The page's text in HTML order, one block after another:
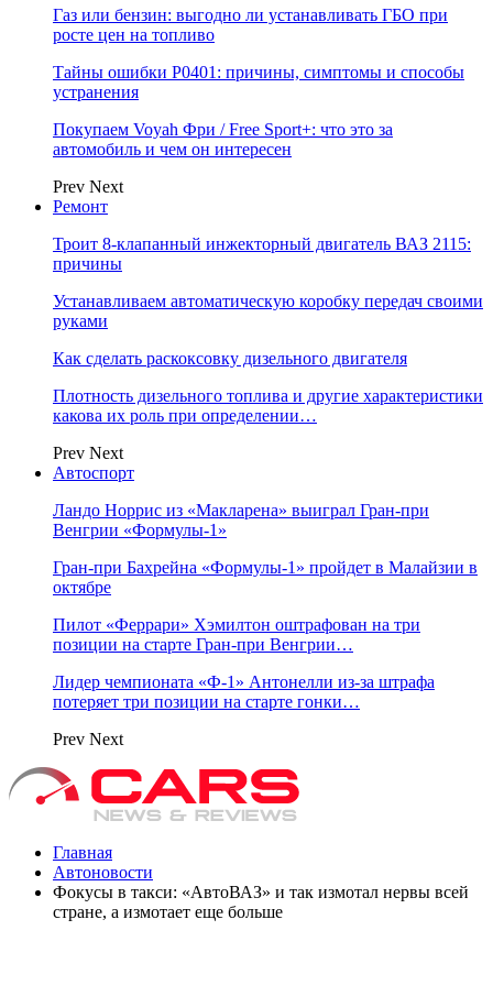
Газ или бензин: выгодно ли устанавливать ГБО при
росте цен на топливо
Тайны ошибки P0401: причины, симптомы и способы
устранения
Покупаем Voyah Фри / Free Sport+: что это за
автомобиль и чем он интересен
Prev Next
Ремонт
Троит 8-клапанный инжекторный двигатель ВАЗ 2115:
причины
Устанавливаем автоматическую коробку передач своими
руками
Как сделать раскоксовку дизельного двигателя
Плотность дизельного топлива и другие характеристики
какова их роль при определении…
Prev Next
Автоспорт
Ландо Норрис из «Макларена» выиграл Гран‑при
Венгрии «Формулы‑1»
Гран‑при Бахрейна «Формулы‑1» пройдет в Малайзии в
октябре
Пилот «Феррари» Хэмилтон оштрафован на три
позиции на старте Гран‑при Венгрии…
Лидер чемпионата «Ф‑1» Антонелли из‑за штрафа
потеряет три позиции на старте гонки…
Prev Next
Главная
Автоновости
Фокусы в такси: «АвтоВАЗ» и так измотал нервы всей
стране, а измотает еще больше